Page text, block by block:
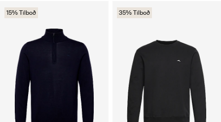
15% Tilboð 35% Tilboð